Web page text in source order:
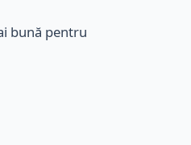
bună pentru